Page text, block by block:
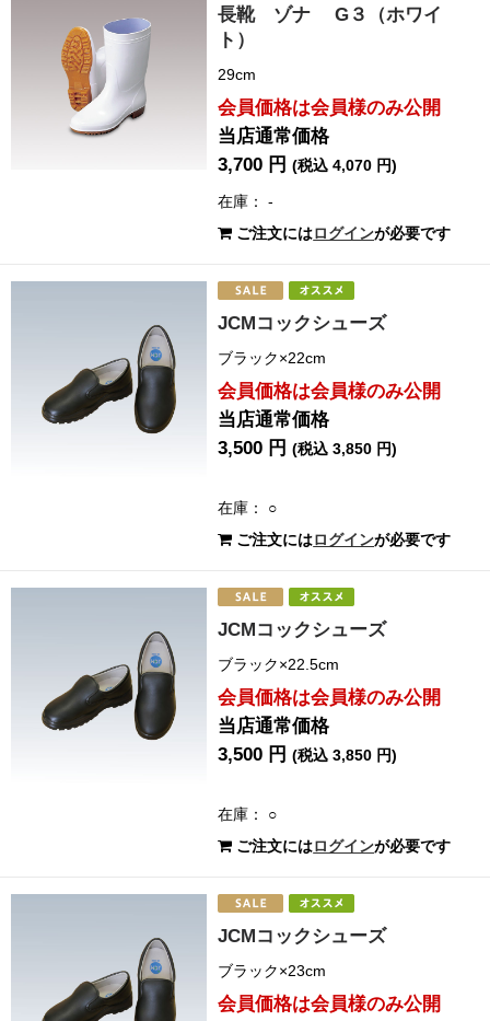
長靴 ゾナ G３（ホワイ
ト）
29cm
会員価格は会員様のみ公開
当店通常価格
3,700 円(税込 4,070 円)
在庫： -
ご注文にはログインが必要です
JCMコックシューズ
ブラック×22cm
会員価格は会員様のみ公開
当店通常価格
3,500 円(税込 3,850 円)
在庫： ○
ご注文にはログインが必要です
JCMコックシューズ
ブラック×22.5cm
会員価格は会員様のみ公開
当店通常価格
3,500 円(税込 3,850 円)
在庫： ○
ご注文にはログインが必要です
JCMコックシューズ
ブラック×23cm
会員価格は会員様のみ公開